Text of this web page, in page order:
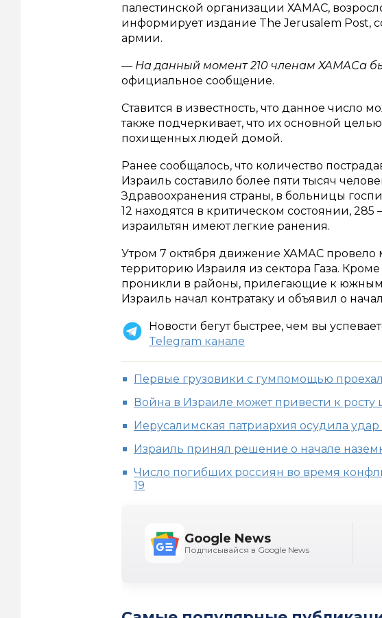
палестинской организации ХАМАС,
информирует издание The Jerusalem Post,
армии.
— На данный момент 210 членам ХАМАСа
официальное сообщение.
Ставится в известность, что данное число
также подчеркивает, что их основной
похищенных людей домой.
Ранее сообщалось, что количество
Израиль составило более пяти тысяч
Здравоохранения страны, в больницы
12 находятся в критическом состоянии,
израильтян имеют легкие ранения.
Утром 7 октября движение ХАМАС провело
территорию Израиля из сектора Газа.
проникли в районы, прилегающие к южным
Израиль начал контратаку и объявил о
Новости бегут быстрее, чем вы
Telegram канале
Первые грузовики с гумпомощью
Война в Израиле может привести к росту
Иерусалимская патриархия осудила
Израиль принял решение о начале
Число погибших россиян во время
19
Google News
Подписывайся в Google News